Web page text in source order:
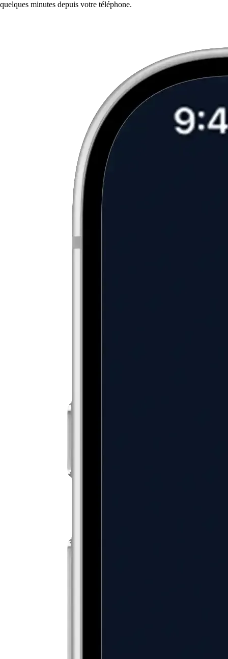
quelques minutes depuis votre téléphone.